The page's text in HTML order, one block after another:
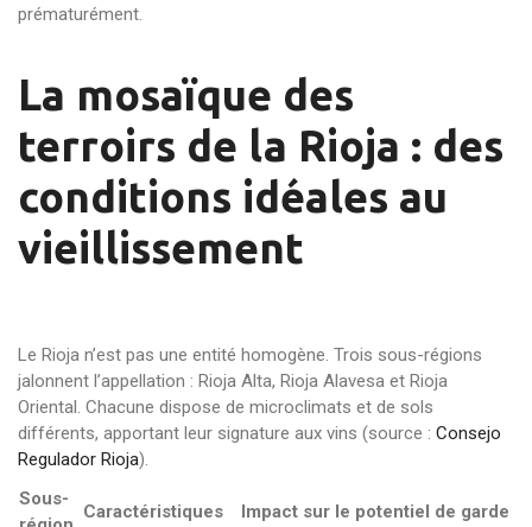
prématurément.
La mosaïque des
terroirs de la Rioja : des
conditions idéales au
vieillissement
Le Rioja n’est pas une entité homogène. Trois sous-régions
jalonnent l’appellation : Rioja Alta, Rioja Alavesa et Rioja
Oriental. Chacune dispose de microclimats et de sols
différents, apportant leur signature aux vins (source : Consejo
Regulador Rioja).
Sous-
Caractéristiques Impact sur le potentiel de garde